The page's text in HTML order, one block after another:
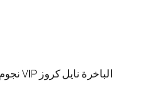
الباخرة نايل كروز VIP نجوم Nile Cruise